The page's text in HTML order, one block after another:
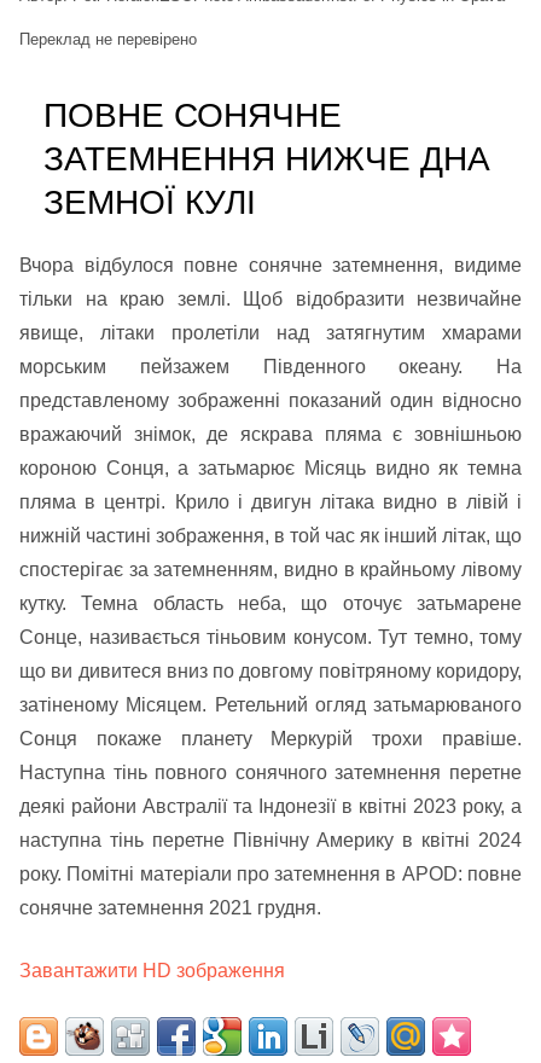
Переклад не перевірено
ПОВНЕ СОНЯЧНЕ
ЗАТЕМНЕННЯ НИЖЧЕ ДНА
ЗЕМНОЇ КУЛІ
Вчора відбулося повне сонячне затемнення, видиме
тільки на краю землі. Щоб відобразити незвичайне
явище, літаки пролетіли над затягнутим хмарами
морським пейзажем Південного океану. На
представленому зображенні показаний один відносно
вражаючий знімок, де яскрава пляма є зовнішньою
короною Сонця, а затьмарює Місяць видно як темна
пляма в центрі. Крило і двигун літака видно в лівій і
нижній частині зображення, в той час як інший літак, що
спостерігає за затемненням, видно в крайньому лівому
кутку. Темна область неба, що оточує затьмарене
Сонце, називається тіньовим конусом. Тут темно, тому
що ви дивитеся вниз по довгому повітряному коридору,
затіненому Місяцем. Ретельний огляд затьмарюваного
Сонця покаже планету Меркурій трохи правіше.
Наступна тінь повного сонячного затемнення перетне
деякі райони Австралії та Індонезії в квітні 2023 року, а
наступна тінь перетне Північну Америку в квітні 2024
року. Помітні матеріали про затемнення в APOD: повне
сонячне затемнення 2021 грудня.
Завантажити HD зображення